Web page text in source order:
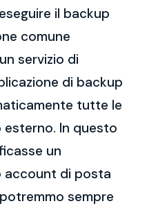
il backup
comune
servizio di
di backup
tutte le
esterno. In questo
un
account di posta
sempre